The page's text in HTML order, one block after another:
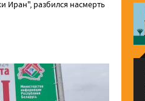
Иран", разбился насмерть